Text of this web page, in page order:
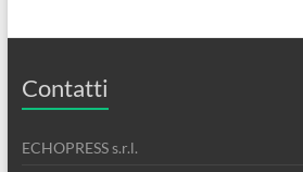
Contatti
ECHOPRESS s.r.l.